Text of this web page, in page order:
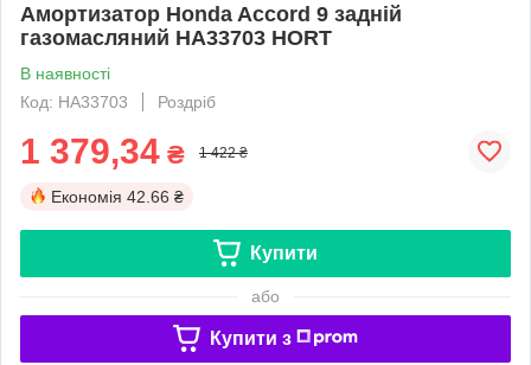
Амортизатор Honda Accord 9 задній
газомасляний HA33703 HORT
В наявності
Код: HA33703
Роздріб
1 379,34 ₴ 1 422 ₴
Економія 42.66 ₴
Купити
або
Купити з